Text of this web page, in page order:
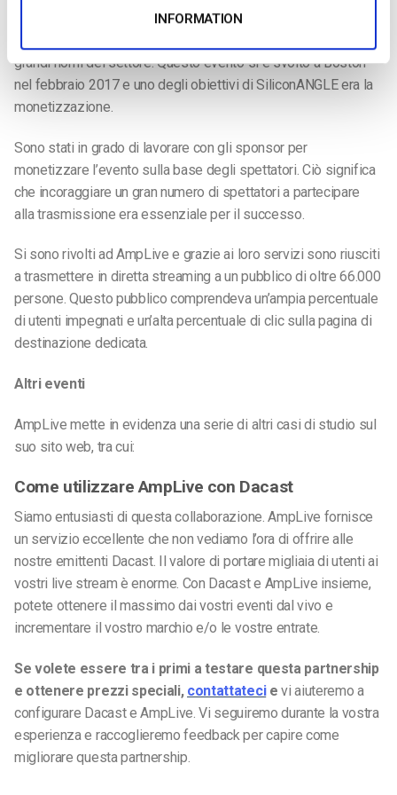
INFORMATION
evento noto come Spark Summit East, che si concentra sulla
grandi nomi del settore. Questo evento si è svolto a Boston
nel febbraio 2017 e uno degli obiettivi di SiliconANGLE era la
monetizzazione.
Sono stati in grado di lavorare con gli sponsor per
monetizzare l’evento sulla base degli spettatori. Ciò significa
che incoraggiare un gran numero di spettatori a partecipare
alla trasmissione era essenziale per il successo.
Si sono rivolti ad AmpLive e grazie ai loro servizi sono riusciti
a trasmettere in diretta streaming a un pubblico di oltre 66.000
persone. Questo pubblico comprendeva un’ampia percentuale
di utenti impegnati e un’alta percentuale di clic sulla pagina di
destinazione dedicata.
Altri eventi
AmpLive mette in evidenza una serie di altri casi di studio sul
suo sito web, tra cui:
Come utilizzare AmpLive con Dacast
Siamo entusiasti di questa collaborazione. AmpLive fornisce
un servizio eccellente che non vediamo l’ora di offrire alle
nostre emittenti Dacast. Il valore di portare migliaia di utenti ai
vostri live stream è enorme. Con Dacast e AmpLive insieme,
potete ottenere il massimo dai vostri eventi dal vivo e
incrementare il vostro marchio e/o le vostre entrate.
Se volete essere tra i primi a testare questa partnership
e ottenere prezzi speciali, contattatecievi aiuteremo a
configurare Dacast e AmpLive. Vi seguiremo durante la vostra
esperienza e raccoglieremo feedback per capire come
migliorare questa partnership.